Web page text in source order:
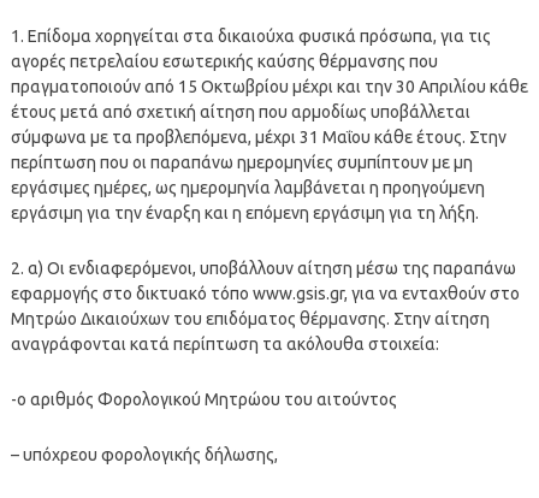
1. Επίδομα χορηγείται στα δικαιούχα φυσικά πρόσωπα, για τις
αγορές πετρελαίου εσωτερικής καύσης θέρμανσης που
πραγματοποιούν από 15 Οκτωβρίου μέχρι και την 30 Απριλίου κάθε
έτους μετά από σχετική αίτηση που αρμοδίως υποβάλλεται
σύμφωνα με τα προβλεπόμενα, μέχρι 31 Μαΐου κάθε έτους. Στην
περίπτωση που οι παραπάνω ημερομηνίες συμπίπτουν με μη
εργάσιμες ημέρες, ως ημερομηνία λαμβάνεται η προηγούμενη
εργάσιμη για την έναρξη και η επόμενη εργάσιμη για τη λήξη.
2. α) Οι ενδιαφερόμενοι, υποβάλλουν αίτηση μέσω της παραπάνω
εφαρμογής στο δικτυακό τόπο www.gsis.gr, για να ενταχθούν στο
Μητρώο Δικαιούχων του επιδόματος θέρμανσης. Στην αίτηση
αναγράφονται κατά περίπτωση τα ακόλουθα στοιχεία:
-ο αριθμός Φορολογικού Μητρώου του αιτούντος
– υπόχρεου φορολογικής δήλωσης,